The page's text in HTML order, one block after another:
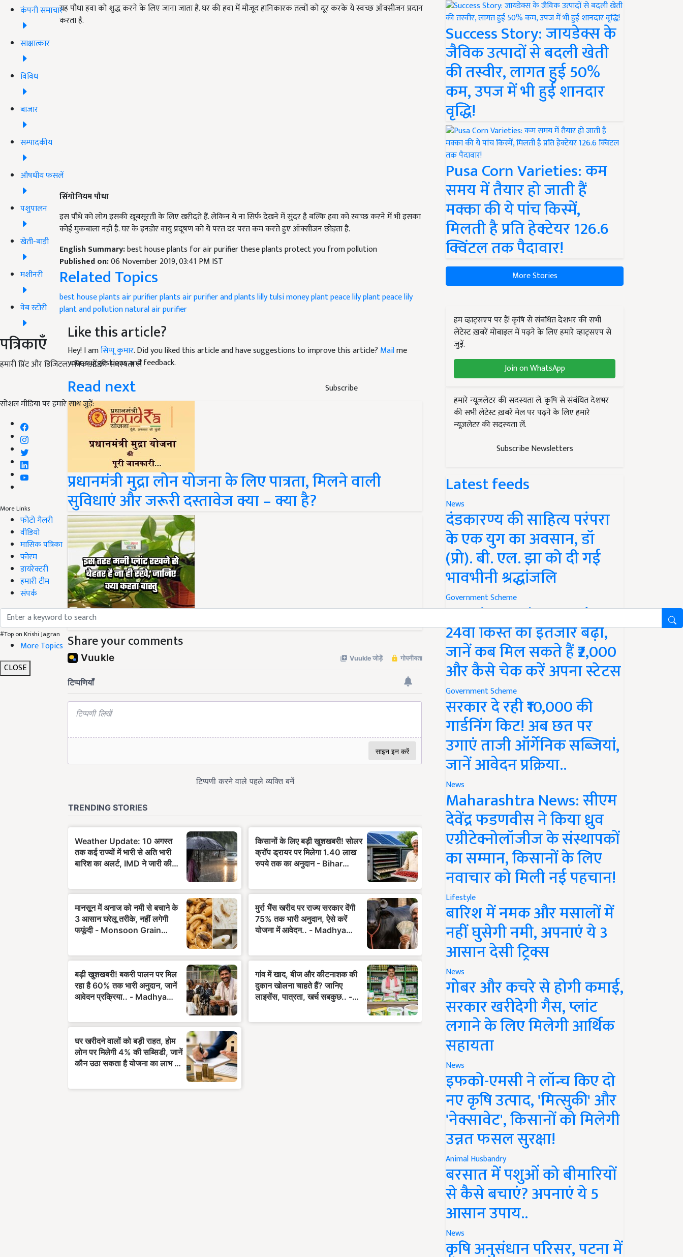
कंपनी समाचार
साक्षात्कार
विविध
बाजार
सम्पादकीय
औषधीय फसलें
पशुपालन
खेती-बाड़ी
मशीनरी
वेब स्टोरी
पत्रिकाएँ
हमारी प्रिंट और डिजिटल पत्रिकाओं की सदस्यता लें
Subscribe
सोशल मीडिया पर हमारे साथ जुड़ें:
More Links
फोटो गैलरी
वीडियो
मासिक पत्रिका
फोरम
डायरेक्टरी
हमारी टीम
संपर्क
#Top on Krishi Jagran
More Topics
CLOSE
यह पौधा हवा को शुद्ध करने के लिए जाना जाता है. घर की हवा में मौजूद हानिकारक तत्वों को दूर करके ये स्वच्छ ऑक्सीजन प्रदान
करता है.
सिंगोनियम पौधा
इस पौधे को लोग इसकी खूबसूरती के लिए खरीदते हैं. लेकिन ये ना सिर्फ देखने में सुंदर है बल्कि हवा को स्वच्छ करने में भी इसका
कोई मुकबाला नहीं है. घर के इनडोर वायु प्रदूषण को ये परत दर परत कम करते हुए ऑक्सीजन छोड़ता है.
English Summary:best house plants for air purifier these plants protect you from pollution
Published on:06 November 2019, 03:41 PM IST
Related Topics
best house plantsair purifier plantsair purifier and plantslillytulsimoney plantpeace lily plantpeace lily
plant and pollutionnatural air purifier
Like this article?
Hey! I amसिप्पू कुमार. Did you liked this article and have suggestions to improve this article? Mailme
your suggestions and feedback.
Read next
प्रधानमंत्री मुद्रा लोन योजना के लिए पात्रता, मिलने वाली
सुविधाएं और जरूरी दस्तावेज क्या – क्या है?
इस तरह कभी ना रखें से मनी प्लांट, नहीं तो होती रहेगी हानि
Share your comments
Success Story: जायडेक्स के
जैविक उत्पादों से बदली खेती
की तस्वीर, लागत हुई 50%
कम, उपज में भी हुई शानदार
वृद्धि!
Pusa Corn Varieties: कम
समय में तैयार हो जाती हैं
मक्का की ये पांच किस्में,
मिलती है प्रति हेक्टेयर 126.6
क्विंटल तक पैदावार!
More Stories
हम व्हाट्सएप पर हैं! कृषि से संबंधित देशभर की सभी
लेटेस्ट ख़बरें मोबाइल में पढ़ने के लिए हमारे व्हाट्सएप से
जुड़ें.
Join on WhatsApp
हमारे न्यूज़लेटर की सदस्यता लें. कृषि से संबंधित देशभर
की सभी लेटेस्ट ख़बरें मेल पर पढ़ने के लिए हमारे
न्यूज़लेटर की सदस्यता लें.
Subscribe Newsletters
Latest feeds
News
दंडकारण्य की साहित्य परंपरा
के एक युग का अवसान, डॉ
(प्रो). बी. एल. झा को दी गई
भावभीनी श्रद्धांजलि
Government Scheme
PM Kisan Yojana Update:
24वीं किस्त का इंतजार बढ़ा,
जानें कब मिल सकते हैं ₹2,000
और कैसे चेक करें अपना स्टेटस
Government Scheme
सरकार दे रही ₹10,000 की
गार्डनिंग किट! अब छत पर
उगाएं ताजी ऑर्गेनिक सब्जियां,
जानें आवेदन प्रक्रिया..
News
Maharashtra News: सीएम
देवेंद्र फडणवीस ने किया ध्रुव
एग्रीटेक्नोलॉजीज के संस्थापकों
का सम्मान, किसानों के लिए
नवाचार को मिली नई पहचान!
Lifestyle
बारिश में नमक और मसालों में
नहीं घुसेगी नमी, अपनाएं ये 3
आसान देसी ट्रिक्स
News
गोबर और कचरे से होगी कमाई,
सरकार खरीदेगी गैस, प्लांट
लगाने के लिए मिलेगी आर्थिक
सहायता
News
इफको-एमसी ने लॉन्च किए दो
नए कृषि उत्पाद, 'मित्सुकी' और
'नेक्सावेट', किसानों को मिलेगी
उन्नत फसल सुरक्षा!
Animal Husbandry
बरसात में पशुओं को बीमारियों
से कैसे बचाएं? अपनाएं ये 5
आसान उपाय..
News
कृषि अनुसंधान परिसर, पटना में